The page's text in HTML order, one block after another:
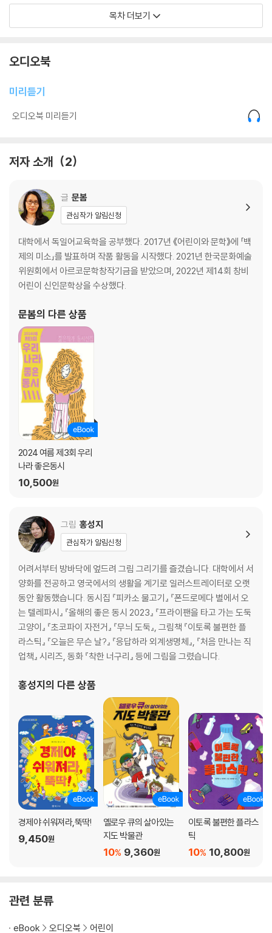
수박씨 전사/ 버스 탄 수박/ 감또개/ 새살/
생각쟁이 대나무/ 낙타 속눈썹에도/ 천 마일의 장례식
와글와글 알파벳/ 달랑달랑 알파벳/ 불끈불끈 알파벳/
다문화 사랑/ 고난과 코난/ 목씨예요/ 응/ 융
버스를 기다리며/ 말랑말랑 노랑노랑/ 재개발 지역/ 컵라면 뚜껑/
검은 비닐봉지/ 보란 듯이 아름다운/ 조화/ 걱정 종이
해설 | 사물과 기호, 기계의 감각 _이안
목차 더보기
오디오북
미리듣기
오디오북 미리듣기
저자 소개 2
글 문봄
관심작가 알림신청
대학에서 독일어교육학을 공부했다. 2017년 《어린이와 문학》에 「백
제의 미소」를 발표하며 작품 활동을 시작했다. 2021년 한국문화예술
위원회에서 아르코문학창작기금을 받았으며, 2022년 제14회 창비
어린이 신인문학상을 수상했다.
문봄의 다른 상품
2024 여름 제3회 우리
나라 좋은동시
10,500원
그림 홍성지
관심작가 알림신청
어려서부터 방바닥에 엎드려 그림 그리기를 즐겼습니다. 대학에서 서
양화를 전공하고 영국에서의 생활을 계기로 일러스트레이터로 오랫
동안 활동했습니다. 동시집 『피카소 물고기』 『폰드로메다 별에서 오
는 텔레파시』 『올해의 좋은 동시 2023』 『프라이팬을 타고 가는 도둑
고양이』 『초코파이 자전거』 『무늬 도둑』, 그림책 『이토록 불편한 플
라스틱』 『오늘은 무슨 날?』 『응답하라 외계생명체』, 『처음 만나는 직
업책』 시리즈, 동화 『착한 너구리』 등에 그림을 그렸습니다.
홍성지의 다른 상품
경제야 쉬워져라,뚝딱!
9,450원
옐로우 큐의 살아있는
지도 박물관
9,360원
10%
이토록 불편한 플라스
틱
10,800원
10%
관련 분류
eBook 오디오북 어린이